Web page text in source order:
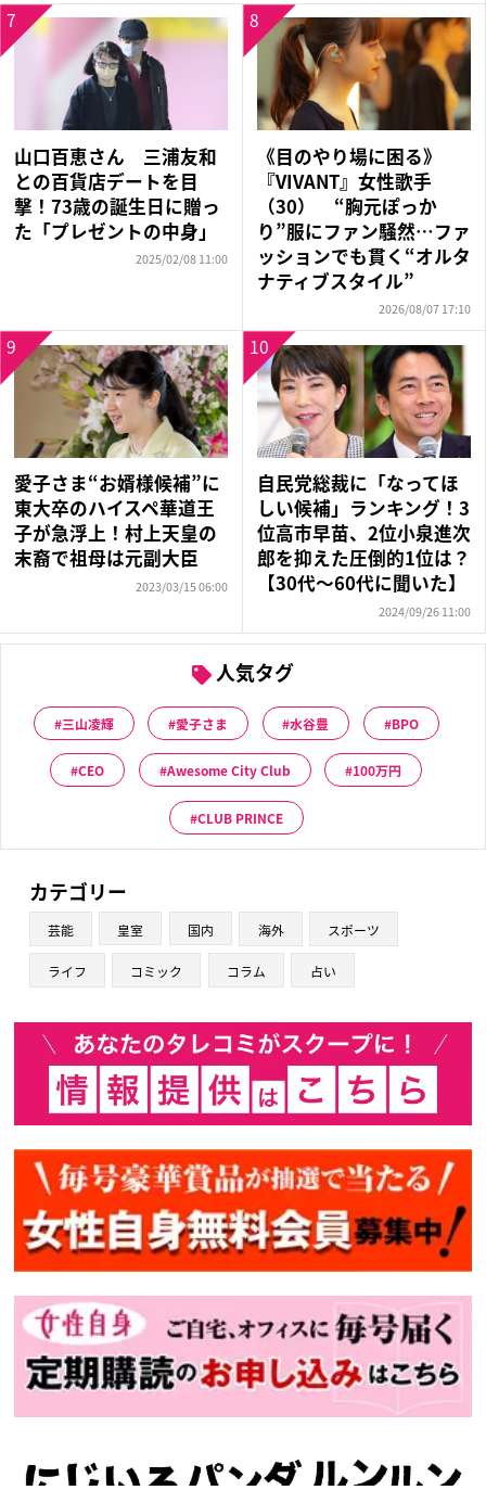
山口百恵さん 三浦友和
との百貨店デートを目
撃！73歳の誕生日に贈っ
た「プレゼントの中身」
2025/02/08 11:00
7
《目のやり場に困る》
『VIVANT』女性歌手
（30） “胸元ぽっか
り”服にファン騒然…ファ
ッションでも貫く“オルタ
ナティブスタイル”
2026/08/07 17:10
8
愛子さま“お婿様候補”に
東大卒のハイスペ華道王
子が急浮上！村上天皇の
末裔で祖母は元副大臣
2023/03/15 06:00
9
自民党総裁に「なってほ
しい候補」ランキング！3
位高市早苗、2位小泉進次
郎を抑えた圧倒的1位は？
【30代〜60代に聞いた】
2024/09/26 11:00
10
人気タグ
三山凌輝 愛子さま 水谷豊 BPO
CEO Awesome City Club 100万円
CLUB PRINCE
カテゴリー
芸能 皇室 国内 海外 スポーツ
ライフ コミック コラム 占い